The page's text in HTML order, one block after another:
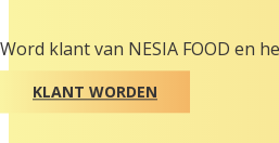
Word klant van NESIA FOOD en
KLANT WORDEN